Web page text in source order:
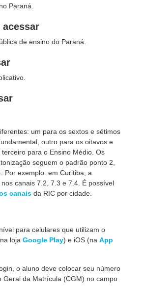
Paraná.
acessar
de ensino do Paraná.
um para os sextos e sétimos
outro para os oitavos e
para o Ensino Médio. Os
seguem o padrão ponto 2,
Por exemplo: em Curitiba, a
canais 7.2, 7.3 e 7.4. É possível
canais da RIC por cidade.
para celulares que utilizam o
loja Google Play) e iOS (na App
o aluno deve colocar seu número
Geral da Matrícula (CGM) no campo